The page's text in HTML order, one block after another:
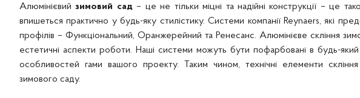
Алюмінієвийзимовий сад– це не тільки міцні та надійні конструкції – це
впишеться практично у будь-яку стилістику. Системи компанії Reynaers, які
профілів – Функціональний, Оранжерейний та Ренесанс. Алюмінієве скління
естетичні аспекти роботи. Наші системи можуть бути пофарбовані в будь-
особливостей гами вашого проекту. Таким чином, технічні елементи
зимового саду.